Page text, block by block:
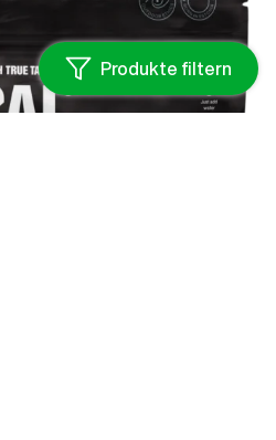
Produkte filtern